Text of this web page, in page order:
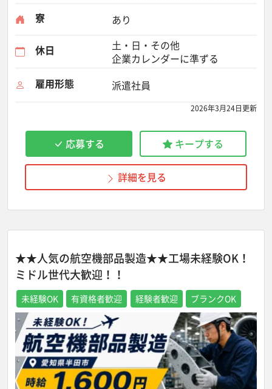
寮 あり
休日
土・日・その他
企業カレンダーに準ずる
雇用形態
派遣社員
2026年3月24日更新
応募する キープする
詳細を見る
★★人気の航空機部品製造★★工場未経験OK！
ミドル世代大歓迎！！
未経験OK 有資格者歓迎 経験者歓迎 ブランクOK